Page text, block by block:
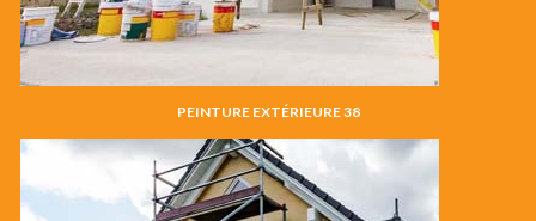
PEINTURE EXTÉRIEURE 38